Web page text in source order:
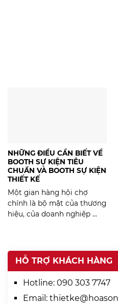
NHỮNG ĐIỀU CẦN BIẾT VỀ
BOOTH SỰ KIỆN TIÊU
CHUẨN VÀ BOOTH SỰ KIỆN
THIẾT KẾ
Một gian hàng hội chợ
chính là bộ mặt của thương
hiệu, của doanh nghiệp ...
HỖ TRỢ KHÁCH HÀNG
Hotline: 090 303 7747
Email: